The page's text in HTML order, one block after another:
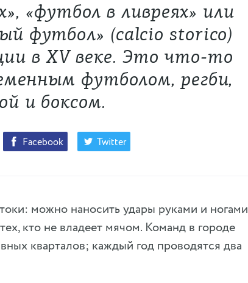
«футбол в ливреях» или
футбол» (calcio storico)
в XV веке. Это что-то
футболом, регби,
и боксом.
Facebook Twitter
можно наносить удары руками и ногами
кто не владеет мячом. Команд в городе
кварталов; каждый год проводятся два